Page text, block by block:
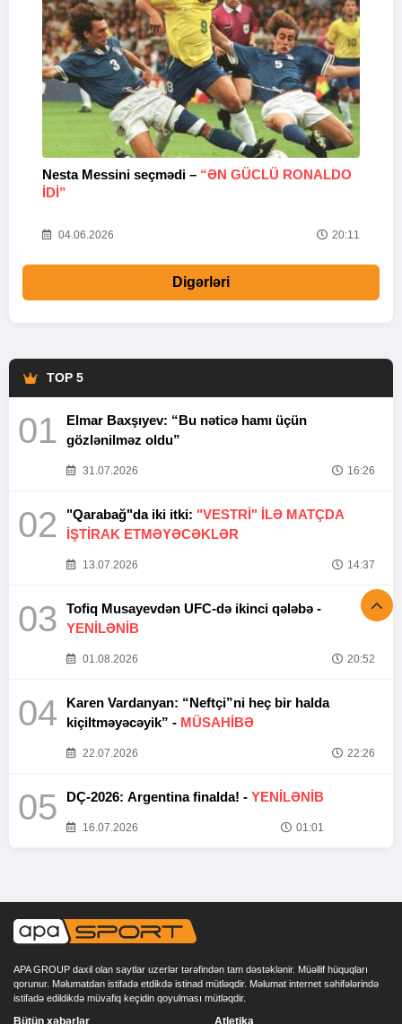
Nesta Messini seçmədi – “ƏN GÜCLÜ RONALDO
IDI”
04.06.2026 20:11
Digərləri
TOP 5
01
Elmar Baxşıyev: “Bu nəticə hamı üçün
gözlənilməz oldu”
31.07.2026 16:26
02 "Qarabağ"da iki itki: "VESTRİ" İLƏ MATÇDA
İŞTİRAK ETMƏYƏCƏKLƏR
13.07.2026 14:37
03
Tofiq Musayevdən UFC-də ikinci qələbə -
YENİLƏNİB
01.08.2026 20:52
04
Karen Vardanyan: “Neftçi”ni heç bir halda
kiçiltməyəcəyik” - MÜSAHİBƏ
22.07.2026 22:26
05 DÇ-2026: Argentina finalda! - YENİLƏNİB
16.07.2026 01:01
APA GROUP daxil olan saytlar uzerlər tərəfindən tam dəstəklənir. Müəllif hüquqları
qorunur. Məlumatdan istifadə etdikdə istinad mütləqdir. Məlumat internet səhifələrində
istifadə edildikdə müvafiq keçidin qoyulması mütləqdir.
Bütün xəbərlər Atletika